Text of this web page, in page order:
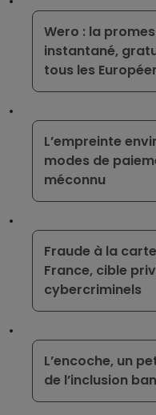
Wero : la
instantané,
tous les
L’empreinte
modes de
méconnu
Fraude à la
France, cible
cybercriminels
L’encoche, un
de l’inclusion